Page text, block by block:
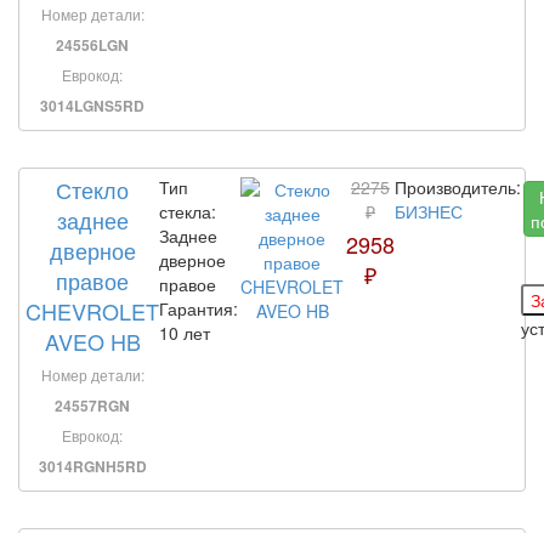
Номер детали:
24556LGN
Еврокод:
3014LGNS5RD
Стекло
заднее
дверное
правое
CHEVROLET
AVEO HB
Номер детали:
24557RGN
Еврокод:
3014RGNH5RD
Тип
стекла:
Заднее
дверное
правое
Гарантия:
10 лет
2275
₽
2958
₽
Производитель:
БИЗНЕС